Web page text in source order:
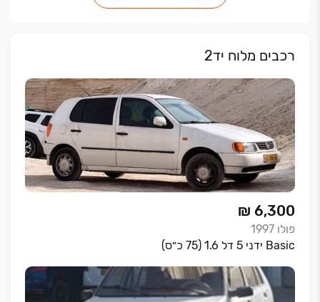
רכבים מלוח יד2
₪ 6,300
פולו 1997
Basic ידני 5 דל 1.6 (75 כ״ס)